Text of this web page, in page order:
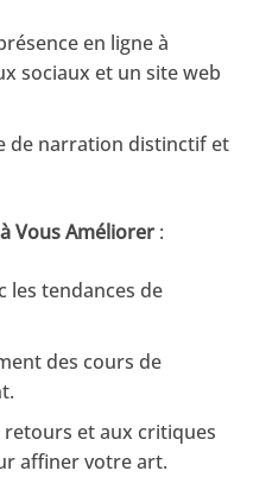
en ligne à
sociaux et un site web
de narration distinctif et
Vous Améliorer:
les tendances de
des cours de
retours et aux critiques
affiner votre art.